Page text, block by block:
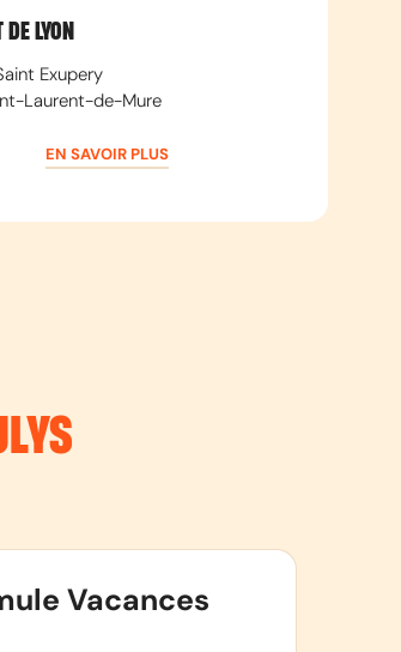
LYON
Exupery
Laurent-de-Mure
EN SAVOIR PLUS
Vacances